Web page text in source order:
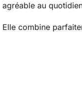
agréable au
Elle combine